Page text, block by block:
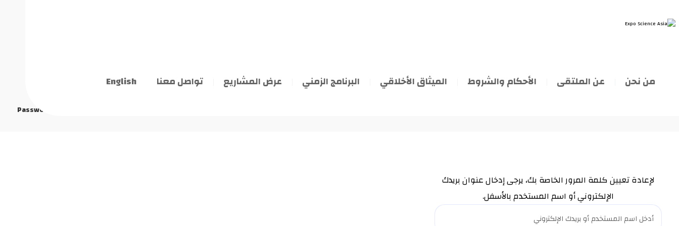
من نحن عن الملتقى الأحكام والشروط الميثاق الأخلاقي البرنامج الزمني عرض المشاريع تواصل معنا English
Password Reset
لإعادة تعيين كلمة المرور الخاصة بك، يرجى إدخال عنوان بريدك
الإلكتروني أو اسم المستخدم بالأسفل.